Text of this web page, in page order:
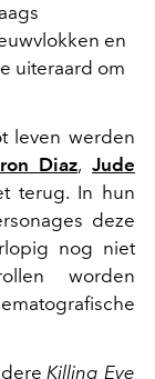
en
uiteraard om
leven werden
Diaz, Jude
terug. In hun
deze
nog niet
worden
Killing Eve